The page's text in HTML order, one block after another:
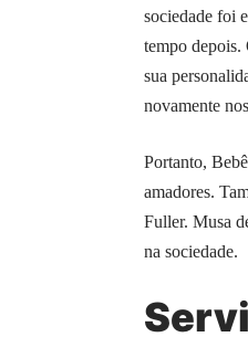
sociedade foi
tempo depois.
sua
novamente
Portanto,
amadores.
Fuller. Musa
na sociedade.